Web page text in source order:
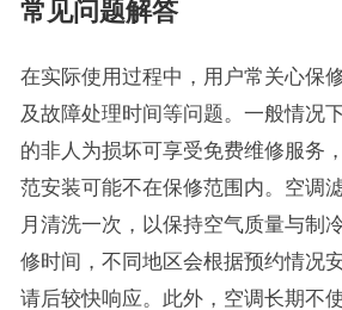
常见问题解答
在实际使用过程中，用户常关心保
及故障处理时间等问题。一般情况
的非人为损坏可享受免费维修服务
范安装可能不在保修范围内。空调
月清洗一次，以保持空气质量与制
修时间，不同地区会根据预约情况
请后较快响应。此外，空调长期不